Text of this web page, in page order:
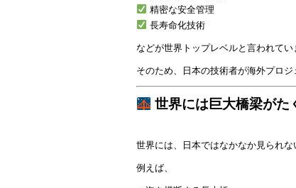
精密な安全管理
長寿命化技術
などが世界トップレベルと言われてい
そのため、日本の技術者が海外プロ
世界には巨大橋梁がた
世界には、日本ではなかなか見られ
例えば、